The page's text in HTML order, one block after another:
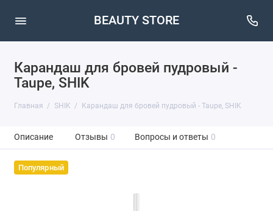
BEAUTY STORE
Карандаш для бровей пудровый -
Taupe, SHIK
Главная SHIK Карандаш для бровей пудровый - Taupe, SHIK
Описание Отзывы 0 Вопросы и ответы 0
Популярный